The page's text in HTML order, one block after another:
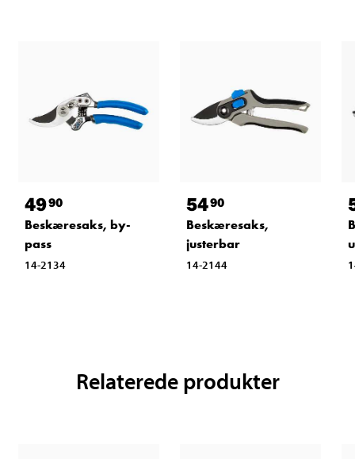
4990
Beskæresaks, by-
pass
14-2134
5490
Beskæresaks,
justerbar
14-2144
Relaterede produkter